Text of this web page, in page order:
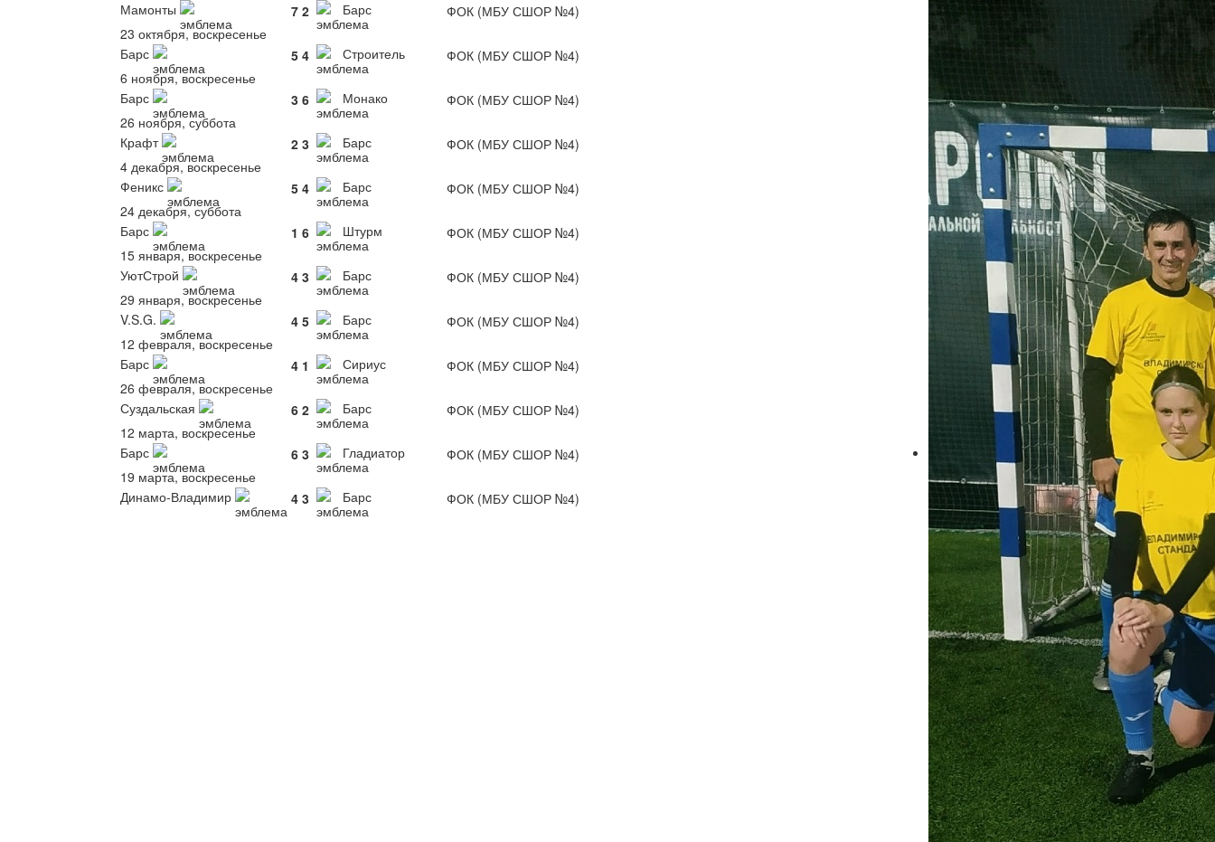
Мамонты
7 2 Барс
ФОК (МБУ СШОР №4)
23 октября, воскресенье
Барс
5 4 Строитель
ФОК (МБУ СШОР №4)
6 ноября, воскресенье
Барс
3 6 Монако
ФОК (МБУ СШОР №4)
26 ноября, суббота
Крафт
2 3 Барс
ФОК (МБУ СШОР №4)
4 декабря, воскресенье
Феникс
5 4 Барс
ФОК (МБУ СШОР №4)
24 декабря, суббота
Барс
1 6 Штурм
ФОК (МБУ СШОР №4)
15 января, воскресенье
УютСтрой
4 3 Барс
ФОК (МБУ СШОР №4)
29 января, воскресенье
V.S.G.
4 5 Барс
ФОК (МБУ СШОР №4)
12 февраля, воскресенье
Барс
4 1 Сириус
ФОК (МБУ СШОР №4)
26 февраля, воскресенье
Суздальская
6 2 Барс
ФОК (МБУ СШОР №4)
12 марта, воскресенье
Барс
6 3 Гладиатор
ФОК (МБУ СШОР №4)
19 марта, воскресенье
Динамо-Владимир
4 3 Барс ФОК (МБУ СШОР №4)